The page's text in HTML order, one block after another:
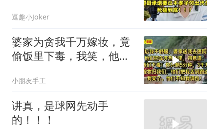
逗趣小Joker
婆家为贪我千万嫁妆，竟
偷饭里下毒，我笑，他们
小朋友手工
讲真，是球网先动手
的！！！